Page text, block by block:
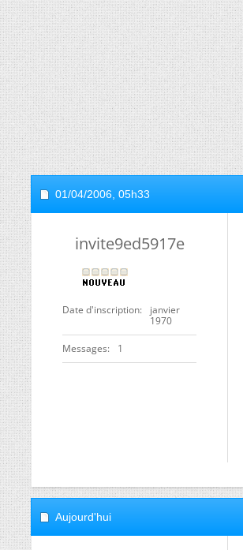
01/04/2006, 05h33
invite9ed5917e
Date d'inscription
janvier
1970
Messages 1
Aujourd'hui